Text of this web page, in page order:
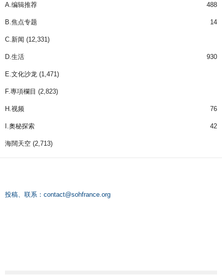
A.编辑推荐 488
B.焦点专题 14
C.新闻 (12,331)
D.生活 930
E.文化沙龙 (1,471)
F.專項欄目 (2,823)
H.视频 76
I.奧秘探索 42
海闊天空 (2,713)
投稿、联系： contact@sohfrance.org